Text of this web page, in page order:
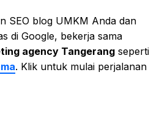
SEO blog UMKM Anda dan
di Google, bekerja sama
agency Tangerang seperti
. Klik untuk mulai perjalanan